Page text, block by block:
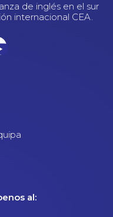
de inglés en el sur
internacional CEA.
al: